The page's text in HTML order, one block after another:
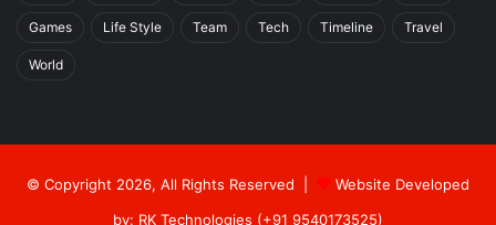
Games Life Style Team Tech Timeline Travel
World
© Copyright 2026, All Rights Reserved |
Website Developed
by: RK Technologies (+91 9540173525)